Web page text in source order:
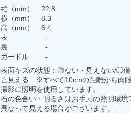
縦（mm） 22.8
横（mm） 8.3
高（mm） 6.4
表 -
裏 -
ガードル -
表面キズの状態：◎ない・見えない/◯
△見える ※すべて10cmの距離から肉
撮影に照明を使用しています。
石の色合い・明るさはお手元の照明環境
異なって見える場合がございます。